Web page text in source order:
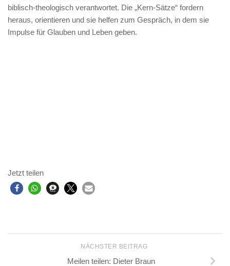
biblisch-theologisch verantwortet. Die „Kern-Sätze“ fordern
heraus, orientieren und sie helfen zum Gespräch, in dem sie
Impulse für Glauben und Leben geben.
Jetzt teilen
NÄCHSTER BEITRAG
Meilen teilen: Dieter Braun